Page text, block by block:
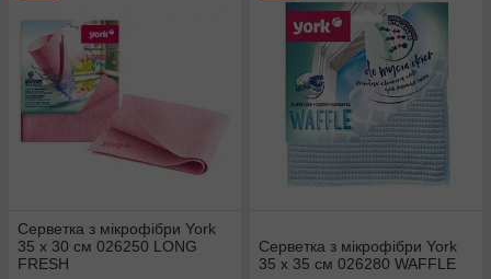
Серветка з мікрофібри York
35 х 30 см 026250 LONG
FRESH
Серветка з мікрофібри York
35 х 35 см 026280 WAFFLE